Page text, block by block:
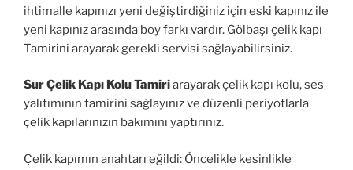
ihtimalle kapınızı yeni değiştirdiğiniz için eski kapınız ile
yeni kapınız arasında boy farkı vardır. Gölbaşı çelik kapı
Tamirini arayarak gerekli servisi sağlayabilirsiniz.
Sur Çelik Kapı Kolu Tamiriarayarak çelik kapı kolu, ses
yalıtımının tamirini sağlayınız ve düzenli periyotlarla
çelik kapılarınızın bakımını yaptırınız.
Çelik kapımın anahtarı eğildi: Öncelikle kesinlikle